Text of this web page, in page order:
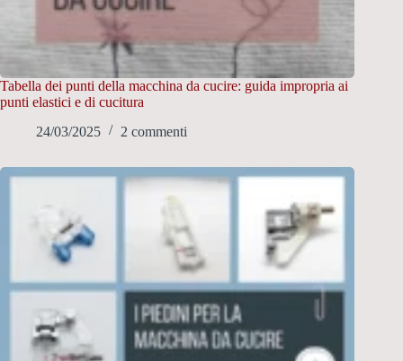
Tabella dei punti della macchina da cucire: guida impropria ai
punti elastici e di cucitura
24/03/2025
2 commenti